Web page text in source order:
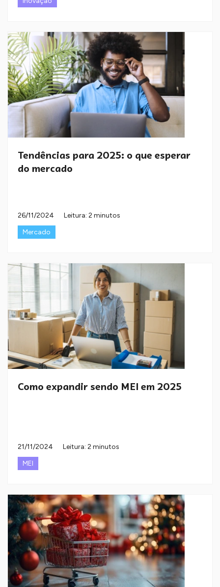
Tendências para 2025: o que esperar
do mercado
26/11/2024
Leitura: 2 minutos
Mercado
Como expandir sendo MEI em 2025
21/11/2024
Leitura: 2 minutos
MEI